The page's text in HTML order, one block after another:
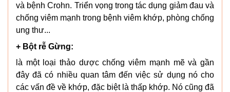
và bệnh Crohn. Triển vọng trong tác dụng giảm đau và
chống viêm mạnh trong bệnh viêm khớp, phòng chống
ung thư...
+ Bột rễ Gừng:
là một loại thảo dược chống viêm mạnh mẽ và gần
đây đã có nhiều quan tâm đến việc sử dụng nó cho
các vấn đề về khớp, đặc biệt là thấp khớp. Nó cũng đã